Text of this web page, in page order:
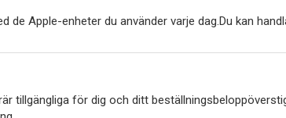
de Apple-enheter du använder varje dag.Du kan
tillgängliga för dig och ditt